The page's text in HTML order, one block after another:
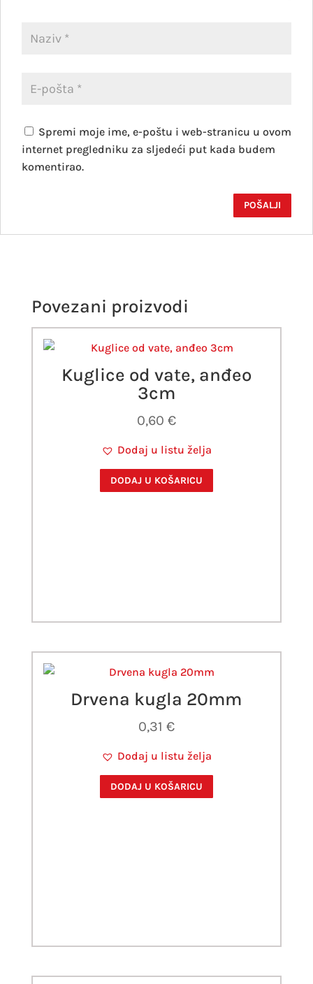
Spremi moje ime, e-poštu i web-stranicu u ovom
internet pregledniku za sljedeći put kada budem
komentirao.
Povezani proizvodi
Kuglice od vate, anđeo
3cm
0,60 €
Dodaj u listu želja
DODAJ U KOŠARICU
Drvena kugla 20mm
0,31 €
Dodaj u listu želja
DODAJ U KOŠARICU